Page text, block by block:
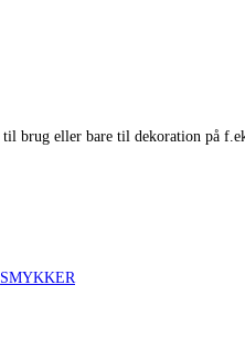
brug eller bare til dekoration på
SMYKKER